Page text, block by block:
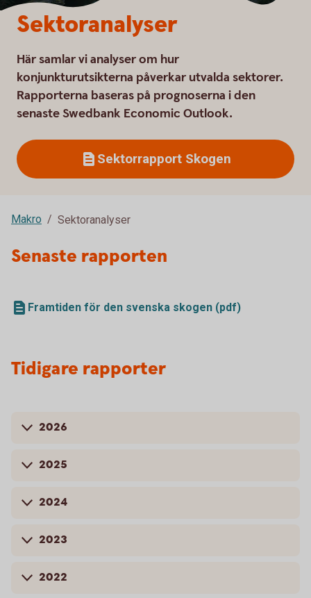
Sektoranalyser
Här samlar vi analyser om hur
konjunkturutsikterna påverkar utvalda sektorer.
Rapporterna baseras på prognoserna i den
senaste Swedbank Economic Outlook.
Sektorrapport Skogen
Makro Sektoranalyser
Senaste rapporten
Framtiden för den svenska skogen (pdf)
Tidigare rapporter
2026
2025
2024
2023
2022